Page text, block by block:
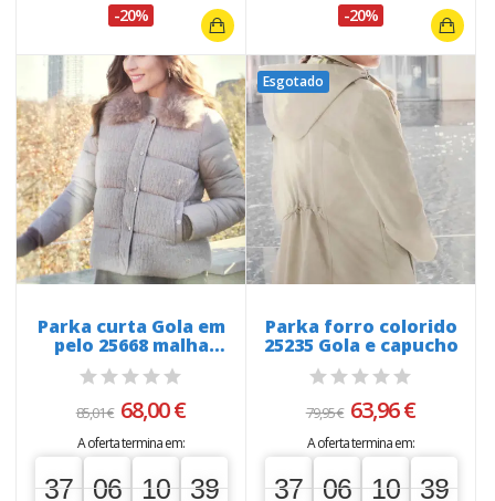
-20% -20%
Parka curta Gola em
pelo 25668 malha
trabalhada...
85,01 € 68,00 €
A oferta termina em:
37
37
00 06
06
00 10
10
00 38
38
39
Esgotado
Parka forro colorido
25235 Gola e capucho
79,95 € 63,96 €
A oferta termina em:
37
37
00 06
06
00 10
10
00 38
38
39